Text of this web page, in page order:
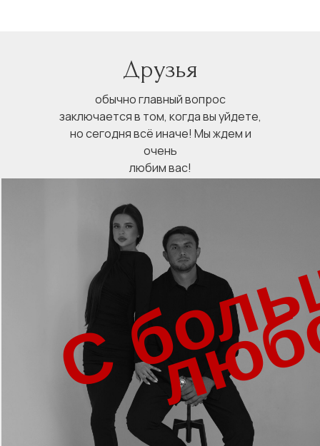
Друзья
обычно главный вопрос
заключается в том, когда вы уйдете,
но сегодня всё иначе! Мы ждем и
очень
любим вас!
С